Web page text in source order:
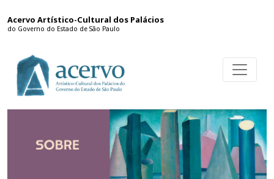
Acervo Artístico-Cultural dos Palácios
do Governo do Estado de São Paulo